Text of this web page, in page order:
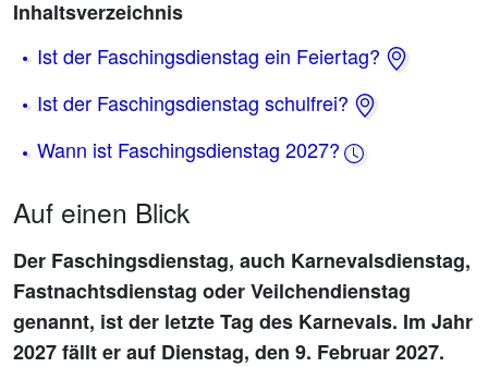
Inhaltsverzeichnis
Ist der Faschingsdienstag ein Feiertag?
Ist der Faschingsdienstag schulfrei?
Wann ist Faschingsdienstag 2027?
Auf einen Blick
Der Faschingsdienstag, auch Karnevalsdienstag,
Fastnachtsdienstag oder Veilchendienstag
genannt, ist der letzte Tag des Karnevals. Im Jahr
2027 fällt er auf Dienstag, den 9. Februar 2027.